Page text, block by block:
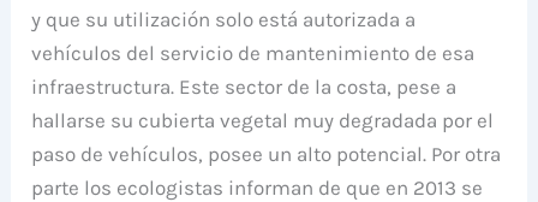
y que su utilización solo está autorizada a
vehículos del servicio de mantenimiento de esa
infraestructura. Este sector de la costa, pese a
hallarse su cubierta vegetal muy degradada por el
paso de vehículos, posee un alto potencial. Por otra
parte los ecologistas informan de que en 2013 se